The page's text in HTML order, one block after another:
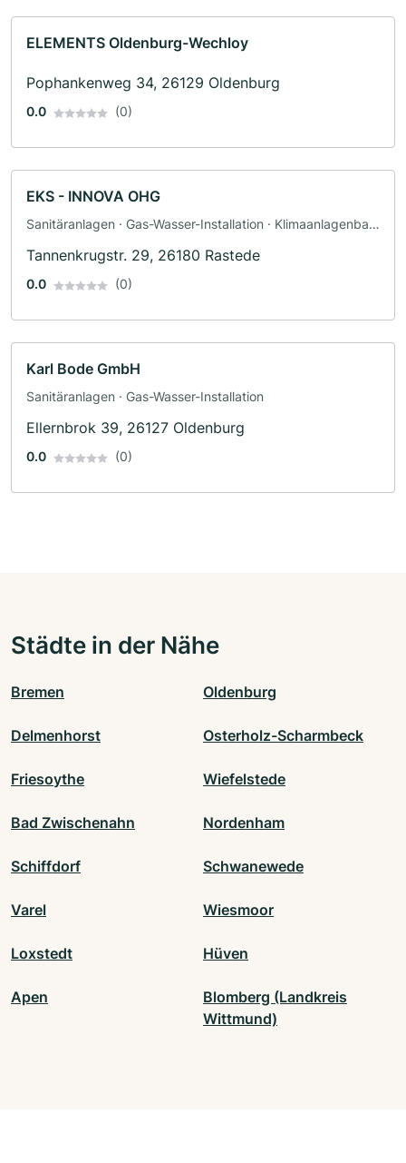
ELEMENTS Oldenburg-Wechloy
Pophankenweg 34, 26129 Oldenburg
0.0 (0)
EKS - INNOVA OHG
Sanitäranlagen · Gas-Wasser-Installation · Klimaanlagenbau
Tannenkrugstr. 29, 26180 Rastede
0.0 (0)
Karl Bode GmbH
Sanitäranlagen · Gas-Wasser-Installation
Ellernbrok 39, 26127 Oldenburg
0.0 (0)
Städte in der Nähe
Bremen Oldenburg
Delmenhorst Osterholz-Scharmbeck
Friesoythe Wiefelstede
Bad Zwischenahn Nordenham
Schiffdorf Schwanewede
Varel Wiesmoor
Loxstedt Hüven
Apen
Blomberg (Landkreis
Wittmund)